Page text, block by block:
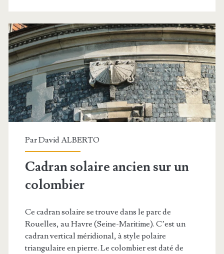
à
fabriquer
ParDavid ALBERTO
Cadran solaire ancien sur un
colombier
Ce cadran solaire se trouve dans le parc de
Rouelles, au Havre (Seine-Maritime). C’est un
cadran vertical méridional, à style polaire
triangulaire en pierre. Le colombier est daté de